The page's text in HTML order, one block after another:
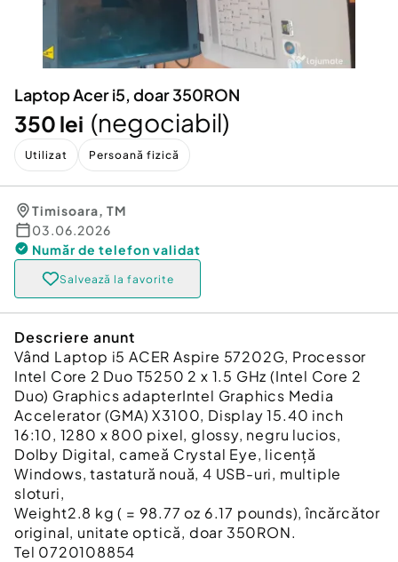
Animale de companie
Afaceri și echipamente profesionale
Inchiriere Bunuri si Vehicule
Utilaje agricole si industriale
Piese auto si accesorii
Dacia Duster
Laptop Acer i5, doar 350RON
350 lei (negociabil)
Utilizat Persoană fizică
Timisoara, TM
03.06.2026
Număr de telefon validat
Salvează la favorite
Descriere anunt
Vând Laptop i5 ACER Aspire 57202G, Processor
Intel Core 2 Duo T5250 2 x 1.5 GHz (Intel Core 2
Duo) Graphics adapterIntel Graphics Media
Accelerator (GMA) X3100, Display 15.40 inch
16:10, 1280 x 800 pixel, glossy, negru lucios,
Dolby Digital, cameă Crystal Eye, licență
Windows, tastatură nouă, 4 USB-uri, multiple
sloturi,
Weight2.8 kg ( = 98.77 oz 6.17 pounds), încărcător
original, unitate optică, doar 350RON.
Tel 0720108854